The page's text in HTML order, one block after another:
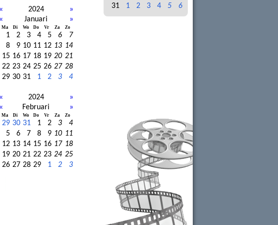
31
1 2 3 4 5 6
« 2024
»
«
Januari »
Ma Di Wo Do Vr Za Zo
1 2 3 4 5 6
7
8
9 10 11 12 13 14
15 16 17 18 19 20 21
22 23 24 25 26 27 28
29 30 31 1 2 3 4
« 2024
»
«
Februari »
Ma Di Wo Do Vr Za Zo
29 30 31 1 2 3
4
5
6 7 8 9 10 11
12 13 14 15 16 17 18
19 20 21 22 23 24 25
26 27 28 29 1 2 3